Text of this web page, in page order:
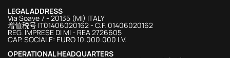
LEGAL ADDRESS
Via Soave 7 - 20135 (MI) ITALY
增值税号 IT01406020162 - C.F. 01406020162
REG. IMPRESE DI MI - REA 2726605
CAP. SOCIALE: EURO 10.000.000 I.V.
OPERATIONAL HEADQUARTERS